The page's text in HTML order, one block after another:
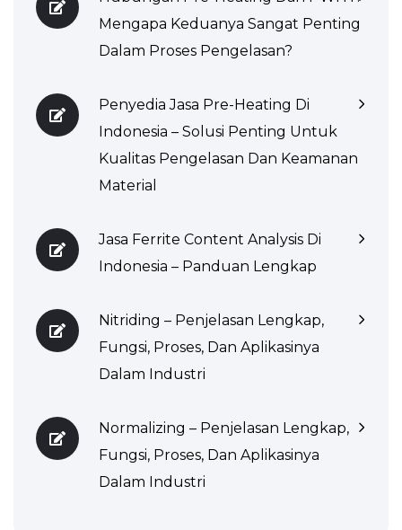
Mengapa Keduanya Sangat Penting
Dalam Proses Pengelasan?
Penyedia Jasa Pre-Heating Di
Indonesia – Solusi Penting Untuk
Kualitas Pengelasan Dan Keamanan
Material
Jasa Ferrite Content Analysis Di
Indonesia – Panduan Lengkap
Nitriding – Penjelasan Lengkap,
Fungsi, Proses, Dan Aplikasinya
Dalam Industri
Normalizing – Penjelasan Lengkap,
Fungsi, Proses, Dan Aplikasinya
Dalam Industri